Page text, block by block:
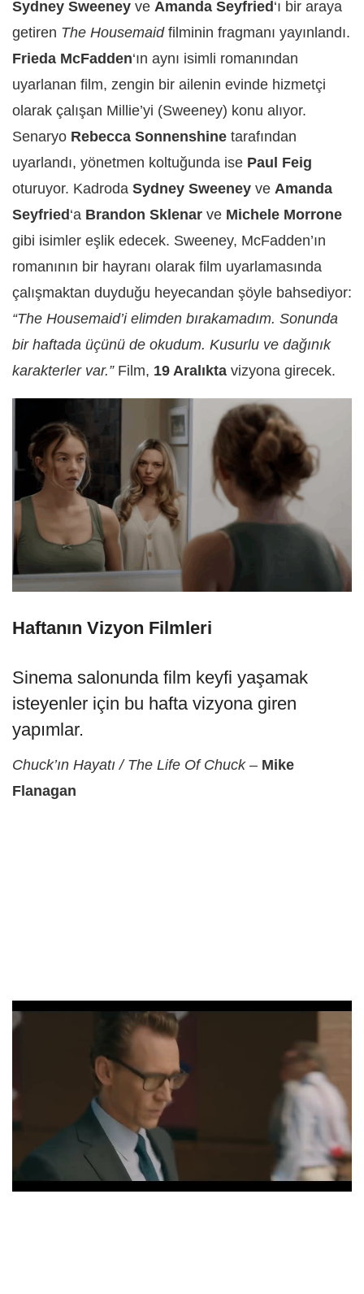
Sydney Sweeney ve Amanda Seyfried‘ı bir araya
getiren The Housemaidfilminin fragmanı yayınlandı.
Frieda McFadden‘ın aynı isimli romanından
uyarlanan film, zengin bir ailenin evinde hizmetçi
olarak çalışan Millie’yi (Sweeney) konu alıyor.
Senaryo Rebecca Sonnenshine tarafından
uyarlandı, yönetmen koltuğunda ise Paul Feig
oturuyor. Kadroda Sydney Sweeney ve Amanda
Seyfried‘a Brandon Sklenar ve Michele Morrone
gibi isimler eşlik edecek. Sweeney, McFadden’ın
romanının bir hayranı olarak film uyarlamasında
çalışmaktan duyduğu heyecandan şöyle bahsediyor:
“The Housemaid’i elimden bırakamadım. Sonunda
bir haftada üçünü de okudum. Kusurlu ve dağınık
karakterler var.” Film, 19 Aralıkta vizyona girecek.
Haftanın Vizyon Filmleri
Sinema salonunda film keyfi yaşamak
isteyenler için bu hafta vizyona giren
yapımlar.
Chuck’ın Hayatı / The Life Of Chuck– Mike
Flanagan